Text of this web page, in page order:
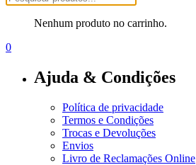
Nenhum produto no carrinho.
0
Ajuda & Condições
Política de privacidade
Termos e Condições
Trocas e Devoluções
Envios
Livro de Reclamações Online